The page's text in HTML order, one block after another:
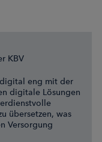
KBV
eng mit der
digitale Lösungen
übersetzen, was
Versorgung